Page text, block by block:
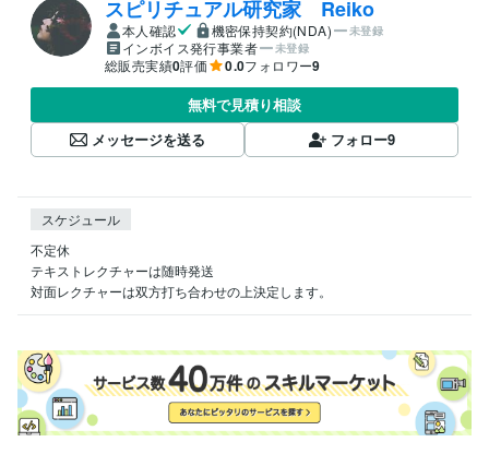
スピリチュアル研究家 Reiko
本人確認 機密保持契約(NDA) 未登録
インボイス発行事業者 未登録
総販売実績0評価 0.0フォロワー9
無料で見積り相談
メッセージを送る
フォロー9
スケジュール
不定休
テキストレクチャーは随時発送
対面レクチャーは双方打ち合わせの上決定します。